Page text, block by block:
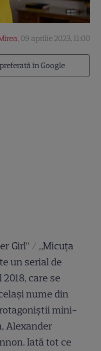
în Google
, 09 aprilie 2023, 11:00
Girl” / „Micuţa
un serial de
care se
nume din
mini-
Alexander
Iată tot ce